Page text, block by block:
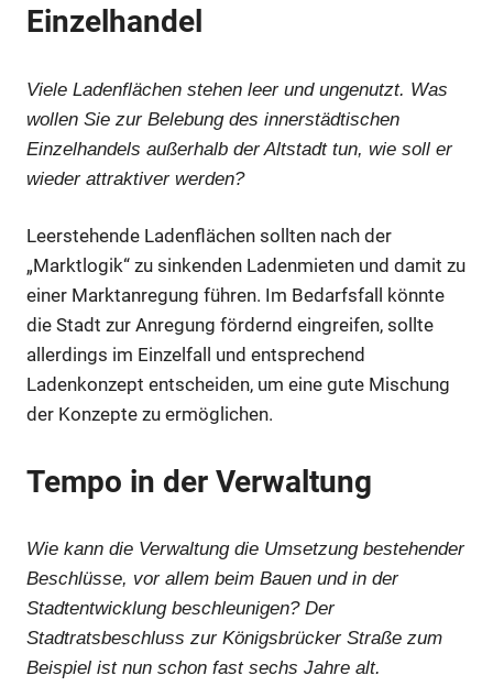
Einzelhandel
Viele Ladenflächen stehen leer und ungenutzt. Was
wollen Sie zur Belebung des innerstädtischen
Einzelhandels außerhalb der Altstadt tun, wie soll er
wieder attraktiver werden?
Leerstehende Ladenflächen sollten nach der
„Marktlogik“ zu sinkenden Ladenmieten und damit zu
einer Marktanregung führen. Im Bedarfsfall könnte
die Stadt zur Anregung fördernd eingreifen, sollte
allerdings im Einzelfall und entsprechend
Ladenkonzept entscheiden, um eine gute Mischung
der Konzepte zu ermöglichen.
Tempo in der Verwaltung
Wie kann die Verwaltung die Umsetzung bestehender
Beschlüsse, vor allem beim Bauen und in der
Stadtentwicklung beschleunigen? Der
Stadtratsbeschluss zur Königsbrücker Straße zum
Beispiel ist nun schon fast sechs Jahre alt.